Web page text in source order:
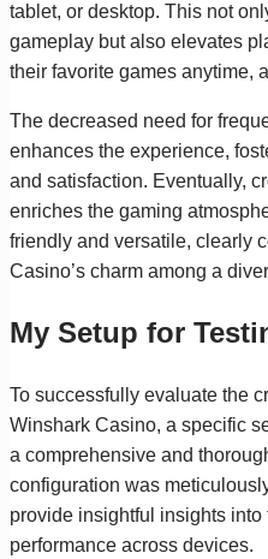
tablet, or desktop. This not
gameplay but also elevates
their favorite games anytime,
The decreased need for
enhances the experience,
and satisfaction. Eventually,
enriches the gaming
friendly and versatile, clearly
Casino’s charm among a
My Setup for
To successfully evaluate the
Winshark Casino, a specific
a comprehensive and
configuration was
provide insightful insights
performance across devices.